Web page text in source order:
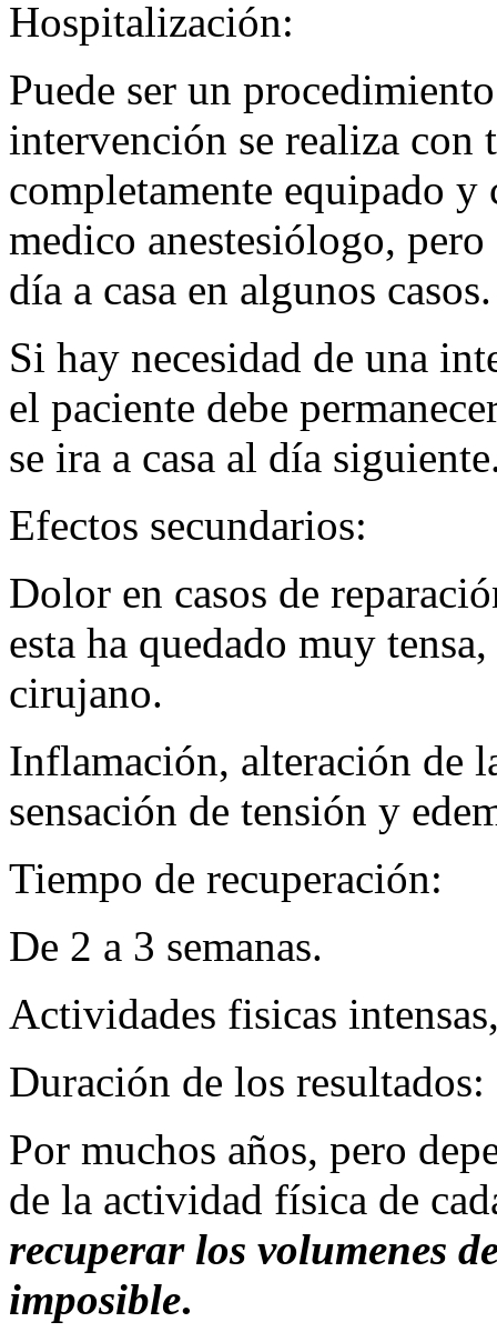
Hospitalización:
Puede ser un
intervención se realiza con
completamente equipado y
medico anestesiólogo,
día a casa en algunos casos.
Si hay necesidad de una
el paciente debe
se ira a casa al día
Efectos secundarios:
Dolor en casos de
esta ha quedado muy
cirujano.
Inflamación, alteración de
sensación de tensión y
Tiempo de recuperación:
De 2 a 3 semanas.
Actividades fisicas
Duración de los resultados:
Por muchos años, pero
de la actividad física de
recuperar los volumenes
imposible.